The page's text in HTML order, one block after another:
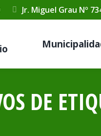
Jr. Miguel Grau Nº
DE